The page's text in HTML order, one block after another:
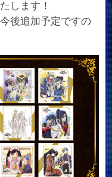
します！
後追加予定ですの